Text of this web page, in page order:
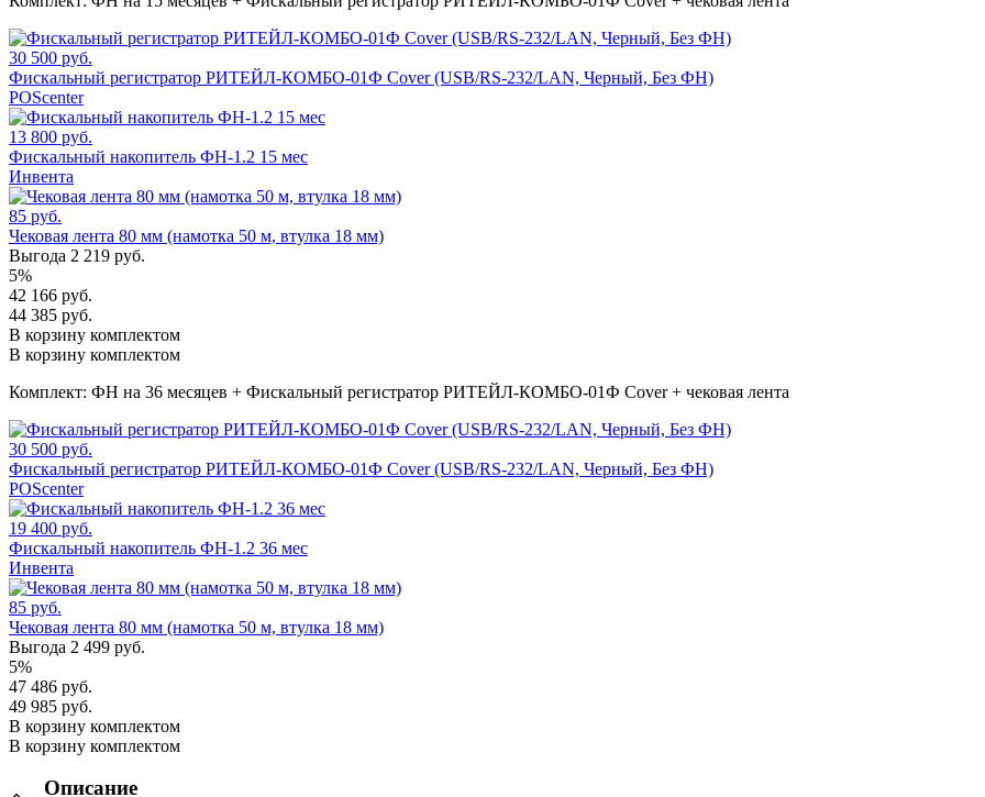
30 500 руб.
Фискальный регистратор РИТЕЙЛ-КОМБО-01Ф Cover (USB/RS-232/LAN, Черный, Без ФН)
POScenter
13 800 руб.
Фискальный накопитель ФН-1.2 15 мес
Инвента
85 руб.
Чековая лента 80 мм (намотка 50 м, втулка 18 мм)
Выгода 2 219 руб.
5%
42 166 руб.
44 385 руб.
В корзину комплектом
В корзину комплектом
Комплект: ФН на 36 месяцев + Фискальный регистратор РИТЕЙЛ-КОМБО-01Ф Cover + чековая лента
30 500 руб.
Фискальный регистратор РИТЕЙЛ-КОМБО-01Ф Cover (USB/RS-232/LAN, Черный, Без ФН)
POScenter
19 400 руб.
Фискальный накопитель ФН-1.2 36 мес
Инвента
85 руб.
Чековая лента 80 мм (намотка 50 м, втулка 18 мм)
Выгода 2 499 руб.
5%
47 486 руб.
49 985 руб.
В корзину комплектом
В корзину комплектом
Описание